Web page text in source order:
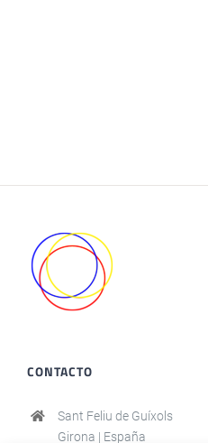
CONTACTO
Sant Feliu de Guíxols
Girona | España